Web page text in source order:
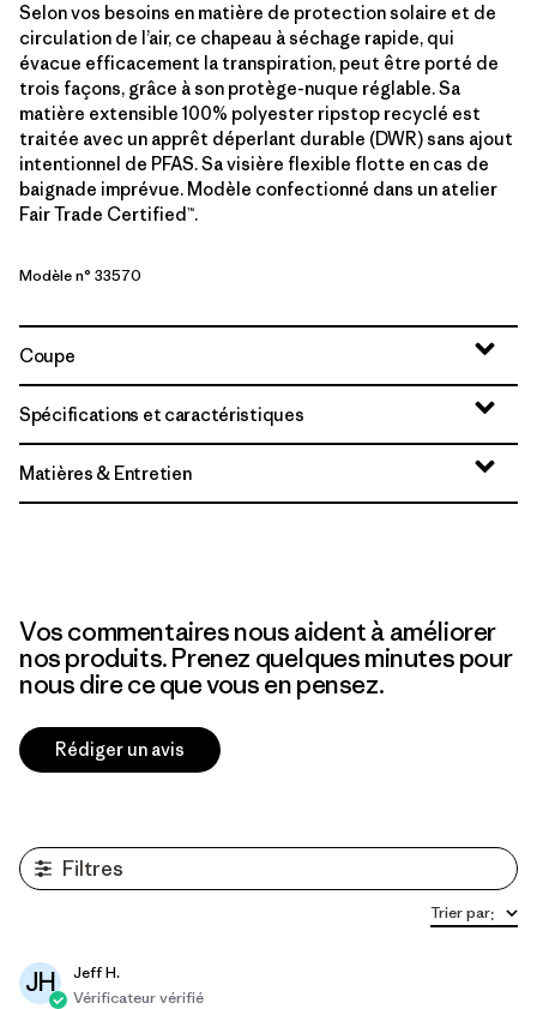
Selon vos besoins en matière de protection solaire et de
circulation de l’air, ce chapeau à séchage rapide, qui
évacue efficacement la transpiration, peut être porté de
trois façons, grâce à son protège-nuque réglable. Sa
matière extensible 100% polyester ripstop recyclé est
traitée avec un apprêt déperlant durable (DWR) sans ajout
intentionnel de PFAS. Sa visière flexible flotte en cas de
baignade imprévue. Modèle confectionné dans un atelier
Fair Trade Certified™.
Modèle n° 33570
Coupe
Spécifications et caractéristiques
Matières & Entretien
Vos commentaires nous aident à améliorer
nos produits. Prenez quelques minutes pour
nous dire ce que vous en pensez.
Rédiger un avis
Filtres
Trier par:
JH
Jeff H.
Vérificateur vérifié